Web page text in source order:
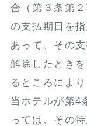
合（第３条第
の支払期日を
あって、その
解除したとき
るところによ
当ホテルが第4
っては、その